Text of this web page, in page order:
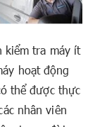
kiểm tra máy ít
hoạt động
thể được thực
nhân viên